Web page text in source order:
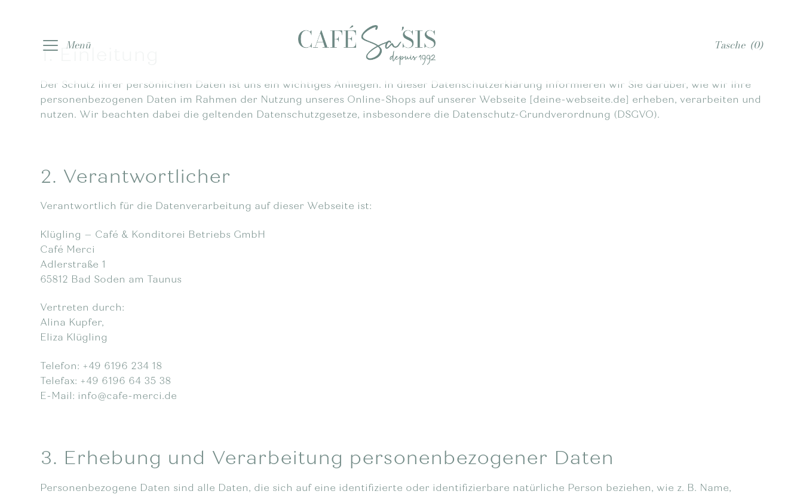
Navigation
InhaltMenü Tasche (0)
1. Einleitung
Der Schutz Ihrer persönlichen Daten ist uns ein wichtiges Anliegen. In dieser Datenschutzerklärung informieren wir Sie darüber, wie wir Ihre
personenbezogenen Daten im Rahmen der Nutzung unseres Online-Shops auf unserer Webseite [deine-webseite.de] erheben, verarbeiten und
nutzen. Wir beachten dabei die geltenden Datenschutzgesetze, insbesondere die Datenschutz-Grundverordnung (DSGVO).
2. Verantwortlicher
Verantwortlich für die Datenverarbeitung auf dieser Webseite ist:
Klügling – Café & Konditorei Betriebs GmbH
Café Merci
Adlerstraße 1
65812 Bad Soden am Taunus
Vertreten durch:
Alina Kupfer,
Eliza Klügling
Telefon: +49 6196 234 18
Telefax: +49 6196 64 35 38
E-Mail: info@cafe-merci.de
3. Erhebung und Verarbeitung personenbezogener Daten
Personenbezogene Daten sind alle Daten, die sich auf eine identifizierte oder identifizierbare natürliche Person beziehen, wie z. B. Name,